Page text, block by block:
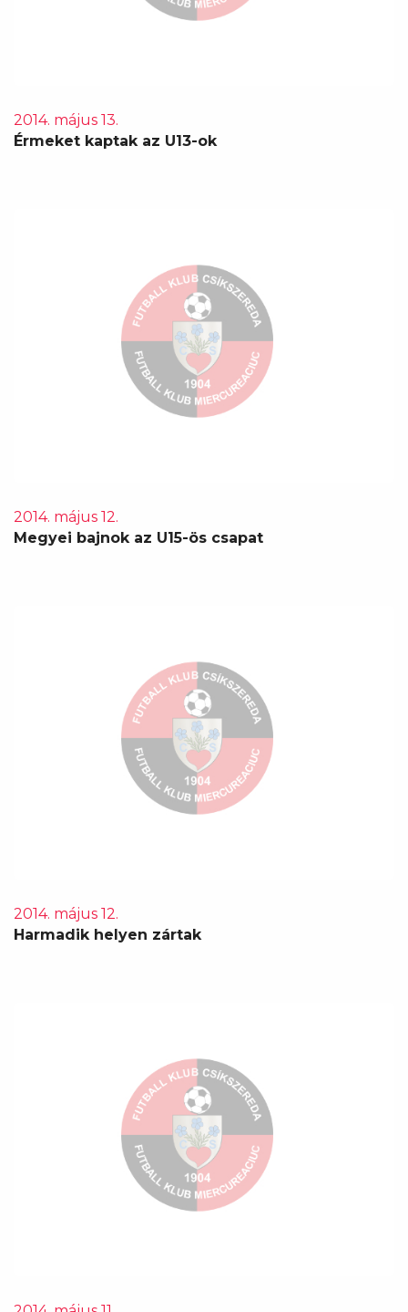
2014. május 13.
Érmeket kaptak az U13-ok
2014. május 12.
Megyei bajnok az U15-ös csapat
2014. május 12.
Harmadik helyen zártak